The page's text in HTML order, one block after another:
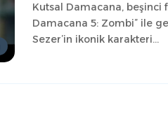
Kutsal Damacana, beşinci
Damacana 5: Zombi” ile
Sezer’in ikonik karakteri…